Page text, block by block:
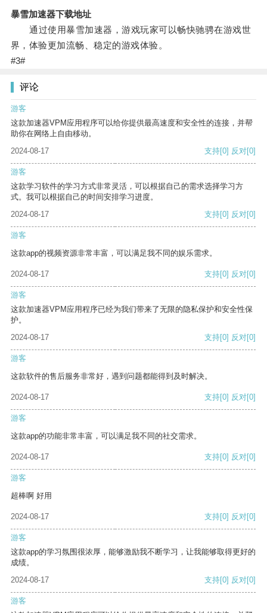
暴雪加速器下载地址
通过使用暴雪加速器，游戏玩家可以畅快驰骋在游戏世
界，体验更加流畅、稳定的游戏体验。
#3#
评论
游客
这款加速器VPM应用程序可以给你提供最高速度和安全性的连接，并帮
助你在网络上自由移动。
2024-08-17
支持[0] 反对[0]
游客
这款学习软件的学习方式非常灵活，可以根据自己的需求选择学习方
式。我可以根据自己的时间安排学习进度。
2024-08-17
支持[0] 反对[0]
游客
这款app的视频资源非常丰富，可以满足我不同的娱乐需求。
2024-08-17 支持[0] 反对[0]
游客
这款加速器VPM应用程序已经为我们带来了无限的隐私保护和安全性保
护。
2024-08-17
支持[0] 反对[0]
游客
这款软件的售后服务非常好，遇到问题都能得到及时解决。
2024-08-17 支持[0] 反对[0]
游客
这款app的功能非常丰富，可以满足我不同的社交需求。
2024-08-17 支持[0] 反对[0]
游客
超棒啊 好用
2024-08-17 支持[0] 反对[0]
游客
这款app的学习氛围很浓厚，能够激励我不断学习，让我能够取得更好的
成绩。
2024-08-17
支持[0] 反对[0]
游客